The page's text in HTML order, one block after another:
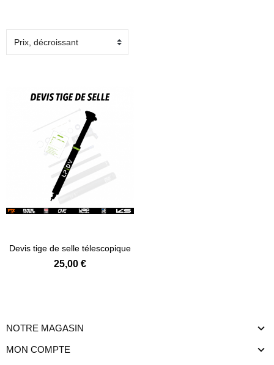
Devis tige de selle télescopique
25,00 €
NOTRE MAGASIN
MON COMPTE